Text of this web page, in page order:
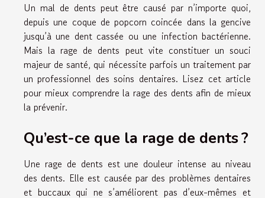
Un mal de dents peut être causé par n’importe quoi,
depuis une coque de popcorn coincée dans la gencive
jusqu’à une dent cassée ou une infection bactérienne.
Mais la rage de dents peut vite constituer un souci
majeur de santé, qui nécessite parfois un traitement par
un professionnel des soins dentaires. Lisez cet article
pour mieux comprendre la rage des dents afin de mieux
la prévenir.
Qu’est-ce que la rage de dents ?
Une rage de dents est une douleur intense au niveau
des dents. Elle est causée par des problèmes dentaires
et buccaux qui ne s’améliorent pas d’eux-mêmes et